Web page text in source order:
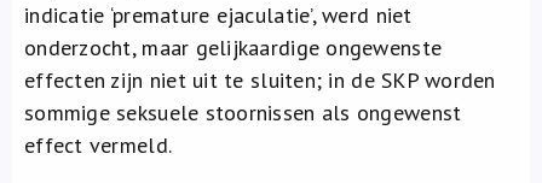
indicatie ‘premature ejaculatie’, werd niet
onderzocht, maar gelijkaardige ongewenste
effecten zijn niet uit te sluiten; in de SKP worden
sommige seksuele stoornissen als ongewenst
effect vermeld.